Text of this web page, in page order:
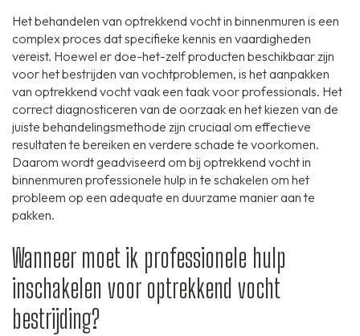
Het behandelen van optrekkend vocht in binnenmuren is een
complex proces dat specifieke kennis en vaardigheden
vereist. Hoewel er doe-het-zelf producten beschikbaar zijn
voor het bestrijden van vochtproblemen, is het aanpakken
van optrekkend vocht vaak een taak voor professionals. Het
correct diagnosticeren van de oorzaak en het kiezen van de
juiste behandelingsmethode zijn cruciaal om effectieve
resultaten te bereiken en verdere schade te voorkomen.
Daarom wordt geadviseerd om bij optrekkend vocht in
binnenmuren professionele hulp in te schakelen om het
probleem op een adequate en duurzame manier aan te
pakken.
Wanneer moet ik professionele hulp
inschakelen voor optrekkend vocht
bestrijding?